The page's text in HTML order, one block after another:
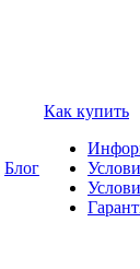
Блог
Как купить